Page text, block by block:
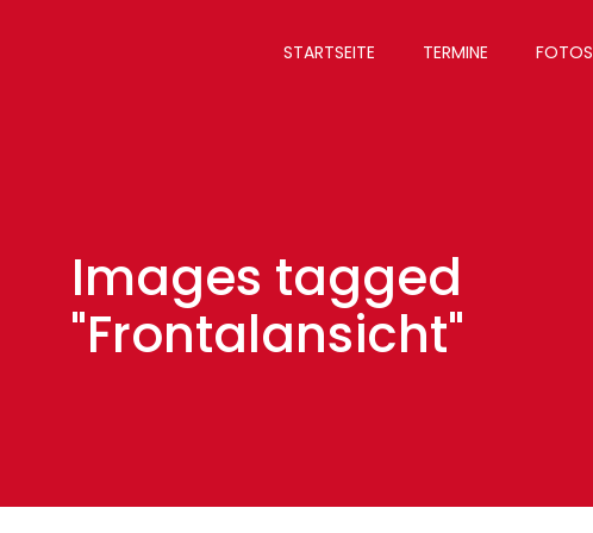
STARTSEITE TERMINE FOTOS
Images tagged
"Frontalansicht"